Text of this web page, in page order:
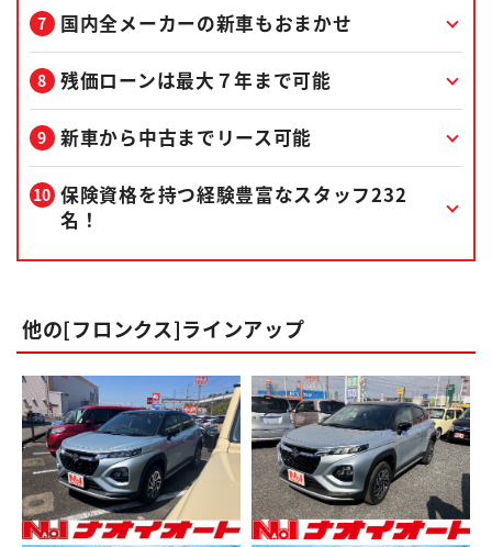
国内全メーカーの新車もおまかせ
残価ローンは最大７年まで可能
新車から中古までリース可能
保険資格を持つ経験豊富なスタッフ232
名！
他の[フロンクス]ラインアップ